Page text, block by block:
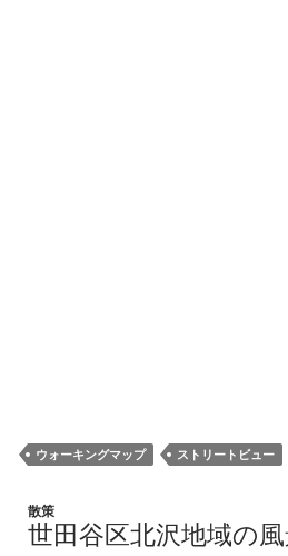
ウォーキングマップ ストリートビュー
散策
世田谷区北沢地域の